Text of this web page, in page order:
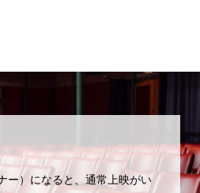
ー）になると、通常上映がい